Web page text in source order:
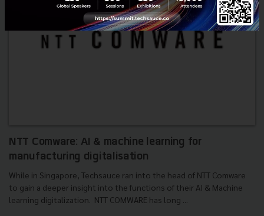
NTT Comware: AI & machine learning for
manufacturing digitalisation
While in Singapore, Techsauce ran into the head of NTT Comware
to gain a deeper insight into the functions of their AI & Machine
learning digitalization. NTT COMWARE has long ...